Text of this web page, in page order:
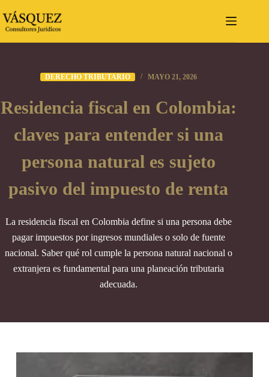
al
DERECHO TRIBUTARIO MAYO 21, 2026
Residencia fiscal en Colombia:
claves para entender si una
persona natural es sujeto
pasivo del impuesto de renta
La residencia fiscal en Colombia define si una persona debe
pagar impuestos por ingresos mundiales o solo de fuente
nacional. Saber qué rol cumple la persona natural nacional o
extranjera es fundamental para una planeación tributaria
adecuada.